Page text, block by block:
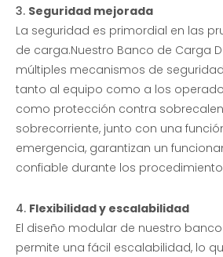
3. Seguridad mejorada
La seguridad es primordial en las
de carga.Nuestro Banco de Carga
múltiples mecanismos de
tanto al equipo como a los
como protección contra
sobrecorriente, junto con una
emergencia, garantizan un
confiable durante los
4. Flexibilidad y escalabilidad
El diseño modular de nuestro
permite una fácil escalabilidad, lo